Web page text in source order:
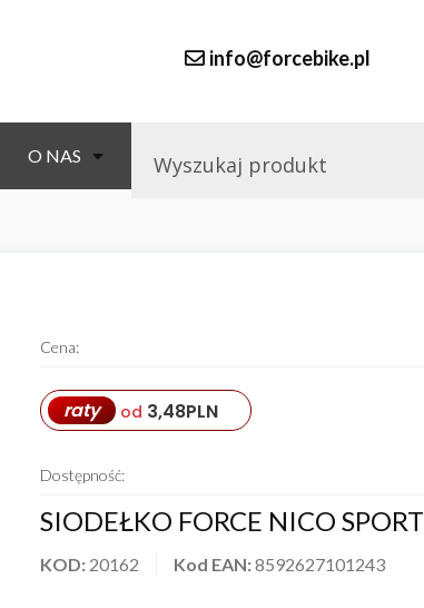
info@forcebike.pl
O NAS
SIODEŁKO FORCE NICO SPORT
KOD: 20162 Kod EAN:8592627101243
Cena:
raty od 3,48PLN
Dostępność: